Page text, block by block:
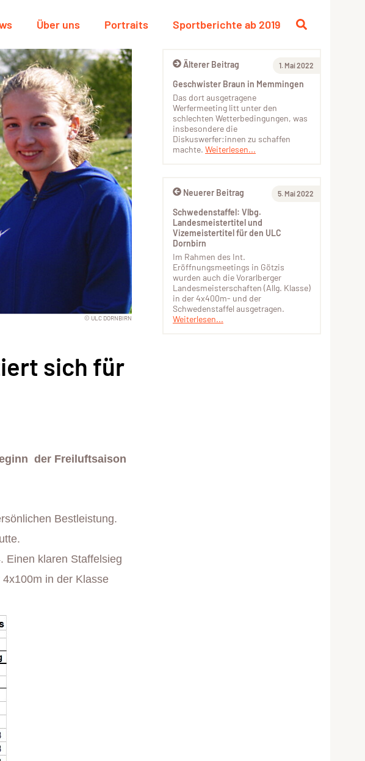
Über uns Portraits Sportberichte ab 2019
© ULC DORNBIRN
sich für
der Freiluftsaison
Bestleistung.
Einen klaren Staffelsieg
4x100m in der Klasse
Älterer Beitrag 1. Mai 2022
Geschwister Braun in Memmingen
Das dort ausgetragene
Werfermeeting litt unter den
schlechten Wetterbedingungen, was
insbesondere die
Diskuswerfer:innen zu schaffen
machte. Weiterlesen...
Neuerer Beitrag 5. Mai 2022
Schwedenstaffel: Vlbg.
Landesmeistertitel und
Vizemeistertitel für den ULC
Dornbirn
Im Rahmen des Int.
Eröffnungsmeetings in Götzis
wurden auch die Vorarlberger
Landesmeisterschaften (Allg. Klasse)
in der 4x400m- und der
Schwedenstaffel ausgetragen.
Weiterlesen...